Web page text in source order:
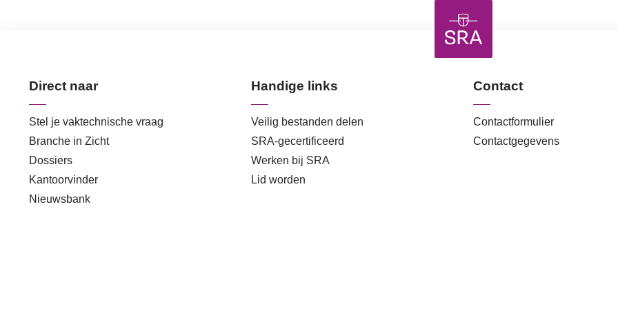
Direct naar
Stel je vaktechnische vraag
Branche in Zicht
Dossiers
Kantoorvinder
Nieuwsbank
Handige links
Veilig bestanden delen
SRA-gecertificeerd
Werken bij SRA
Lid worden
Contact
Contactformulier
Contactgegevens